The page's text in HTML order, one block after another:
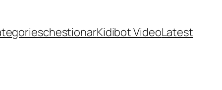
chestionarKidibot VideoLatest